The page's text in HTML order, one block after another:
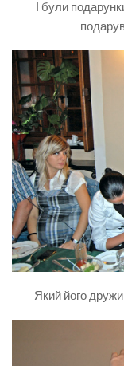
І були
Який його